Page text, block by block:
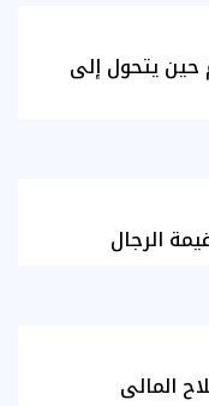
يتحول إلى
الرجال
المالي